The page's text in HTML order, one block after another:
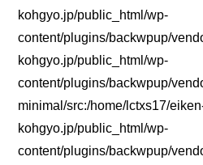
kohgyo.jp/public_html/wp-
content/plugins/backwpup/
kohgyo.jp/public_html/wp-
content/plugins/backwpup/
minimal/src:/home/lctxs17/
kohgyo.jp/public_html/wp-
content/plugins/backwpup/